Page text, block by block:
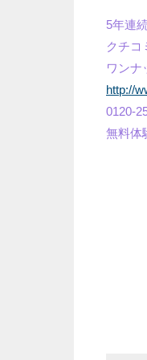
5年連
クチコ
ワンナ
http://
0120-
無料体